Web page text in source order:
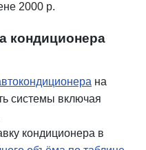
2000 р.
кондиционера
на
системы включая
кондиционера в